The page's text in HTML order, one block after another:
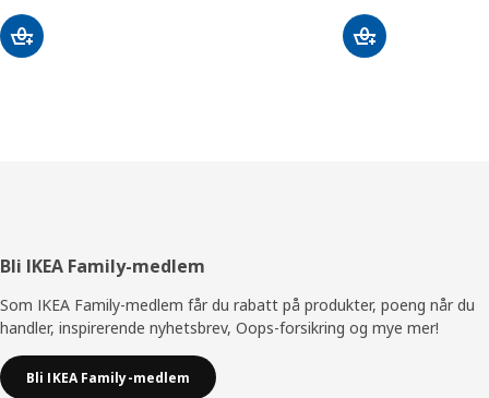
Bunntekst
Bli IKEA Family-medlem
Som IKEA Family-medlem får du rabatt på produkter, poeng når du
handler, inspirerende nyhetsbrev, Oops-forsikring og mye mer!
Bli IKEA Family-medlem